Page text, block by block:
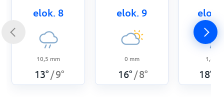
elok. 8
10,5 mm
13° /9°
elok. 9
0 mm
16° /8°
elok.
1,8
18°